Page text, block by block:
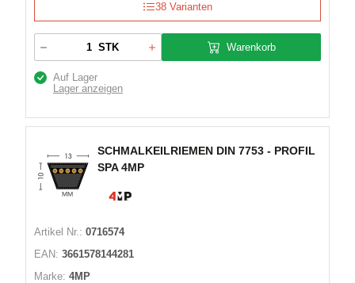
38 Varianten
STK Warenkorb
Auf Lager
Lager anzeigen
SCHMALKEILRIEMEN DIN 7753 - PROFIL
SPA 4MP
Artikel Nr.: 0716574
EAN: 3661578144281
Marke: 4MP